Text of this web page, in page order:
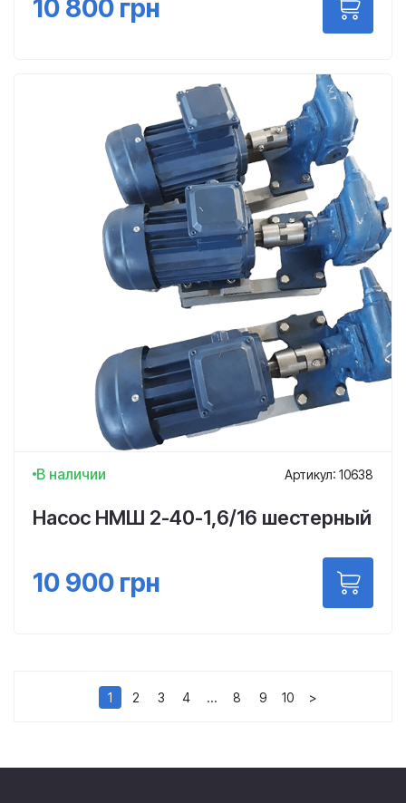
10 800 грн
В наличии Артикул: 10638
Насос НМШ 2-40-1,6/16 шестерный
10 900 грн
1 2 3 4 … 8 9 10 >